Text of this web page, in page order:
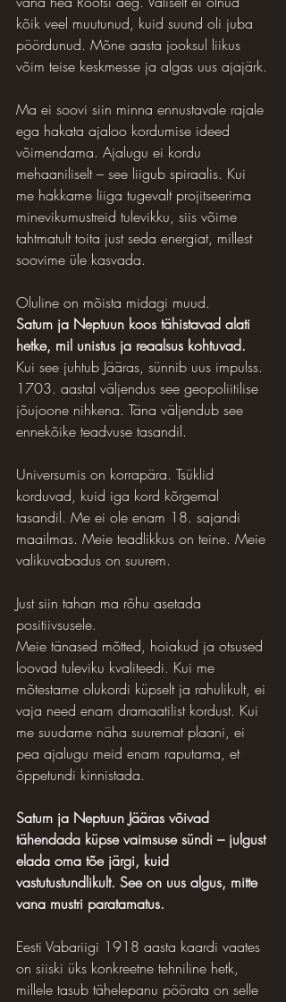
kõik veel muutunud, kuid suund oli juba
pöördunud. Mõne aasta jooksul liikus
võim teise keskmesse ja algas uus ajajärk.
Ma ei soovi siin minna ennustavale rajale
ega hakata ajaloo kordumise ideed
võimendama. Ajalugu ei kordu
mehaaniliselt – see liigub spiraalis. Kui
me hakkame liiga tugevalt projitseerima
minevikumustreid tulevikku, siis võime
tahtmatult toita just seda energiat, millest
soovime üle kasvada.
Oluline on mõista midagi muud.
Saturn ja Neptuun koos tähistavad alati
hetke, mil unistus ja reaalsus kohtuvad.
Kui see juhtub Jääras, sünnib uus impulss.
1703. aastal väljendus see geopoliitilise
jõujoone nihkena. Täna väljendub see
ennekõike teadvuse tasandil.
Universumis on korrapära. Tsüklid
korduvad, kuid iga kord kõrgemal
tasandil. Me ei ole enam 18. sajandi
maailmas. Meie teadlikkus on teine. Meie
valikuvabadus on suurem.
Just siin tahan ma rõhu asetada
positiivsusele.
Meie tänased mõtted, hoiakud ja otsused
loovad tuleviku kvaliteedi. Kui me
mõtestame olukordi küpselt ja rahulikult, ei
vaja need enam dramaatilist kordust. Kui
me suudame näha suuremat plaani, ei
pea ajalugu meid enam raputama, et
õppetundi kinnistada.
Saturn ja Neptuun Jääras võivad
tähendada küpse vaimsuse sündi – julgust
elada oma tõe järgi, kuid
vastutustundlikult. See on uus algus, mitte
vana mustri paratamatus.
Eesti Vabariigi 1918 aasta kaardi vaates
on siiski üks konkreetne tehniline hetk,
millele tasub tähelepanu pöörata on selle